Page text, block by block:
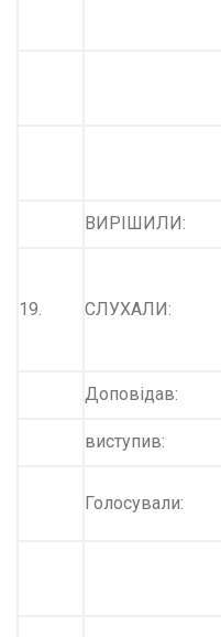
ВИРІШИЛИ:
19. СЛУХАЛИ:
Доповідав:
виступив:
Голосували: